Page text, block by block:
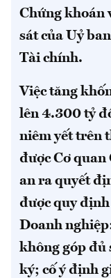
Chứng khoán
sát của Uỷ
Tài chính.
Việc tăng
lên 4.300 tỷ
niêm yết trên
được Cơ quan
an ra quyết
được quy
Doanh
không góp đủ
ký; cố ý định